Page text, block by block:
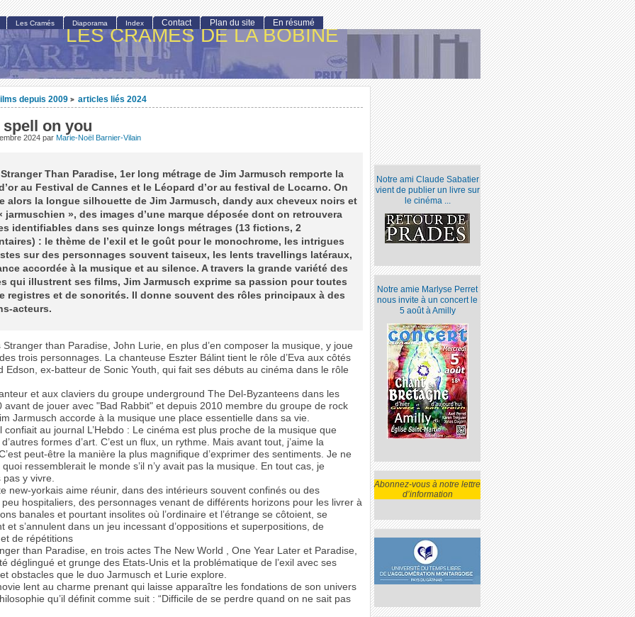
LES CRAMÉS DE LA BOBINE
depuis 2009 > articles liés 2024
spell on you
2024 par Marie-Noël Barnier-Vilain
Than Paradise, 1er long métrage de Jim Jarmusch remporte la
au Festival de Cannes et le Léopard d’or au festival de Locarno. On
alors la longue silhouette de Jim Jarmusch, dandy aux cheveux noirs et
jarmuschien », des images d’une marque déposée dont on retrouvera
identifiables dans ses quinze longs métrages (13 fictions, 2
: le thème de l’exil et le goût pour le monochrome, les intrigues
sur des personnages souvent taiseux, les lents travellings latéraux,
accordée à la musique et au silence. A travers la grande variété des
qui illustrent ses films, Jim Jarmusch exprime sa passion pour toutes
registres et de sonorités. Il donne souvent des rôles principaux à des
acteurs.
Stranger than Paradise, John Lurie, en plus d’en composer la musique, y joue
trois personnages. La chanteuse Eszter Bálint tient le rôle d’Eva aux côtés
Edson, ex-batteur de Sonic Youth, qui fait ses débuts au cinéma dans le rôle
et aux claviers du groupe underground The Del-Byzanteens dans les
avant de jouer avec "Bad Rabbit" et depuis 2010 membre du groupe de rock
Jarmusch accorde à la musique une place essentielle dans sa vie.
confiait au journal L’Hebdo : Le cinéma est plus proche de la musique que
formes d’art. C’est un flux, un rythme. Mais avant tout, j’aime la
peut-être la manière la plus magnifique d’exprimer des sentiments. Je ne
ressemblerait le monde s’il n’y avait pas la musique. En tout cas, je
pas y vivre.
new-yorkais aime réunir, dans des intérieurs souvent confinés ou des
hospitaliers, des personnages venant de différents horizons pour les livrer à
banales et pourtant insolites où l’ordinaire et l’étrange se côtoient, se
et s’annulent dans un jeu incessant d’oppositions et superpositions, de
de répétitions
than Paradise, en trois actes The New World , One Year Later et Paradise,
déglingué et grunge des Etats-Unis et la problématique de l’exil avec ses
obstacles que le duo Jarmusch et Lurie explore.
lent au charme prenant qui laisse apparaître les fondations de son univers
qu’il définit comme suit : “Difficile de se perdre quand on ne sait pas
Notre ami Claude Sabatier
vient de publier un livre sur
le cinéma ...
Notre amie Marlyse Perret
nous invite à un concert le
5 août à Amilly
Abonnez-vous à notre lettre
d’information
Les Cramés Diaporama Index Contact Plan du site En résumé